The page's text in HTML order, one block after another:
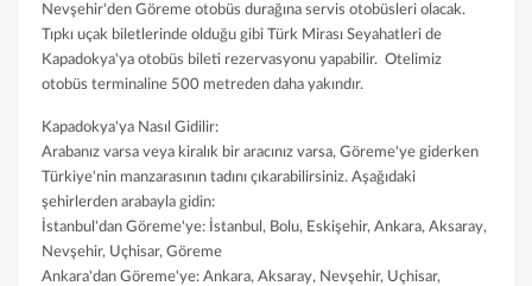
Nevşehir'den Göreme otobüs durağına servis otobüsleri olacak.
Tıpkı uçak biletlerinde olduğu gibi Türk Mirası Seyahatleri de
Kapadokya'ya otobüs bileti rezervasyonu yapabilir. Otelimiz
otobüs terminaline 500 metreden daha yakındır.
Kapadokya'ya Nasıl Gidilir:
Arabanız varsa veya kiralık bir aracınız varsa, Göreme'ye giderken
Türkiye'nin manzarasının tadını çıkarabilirsiniz. Aşağıdaki
şehirlerden arabayla gidin:
İstanbul'dan Göreme'ye: İstanbul, Bolu, Eskişehir, Ankara, Aksaray,
Nevşehir, Uçhisar, Göreme
Ankara'dan Göreme'ye: Ankara, Aksaray, Nevşehir, Uçhisar,